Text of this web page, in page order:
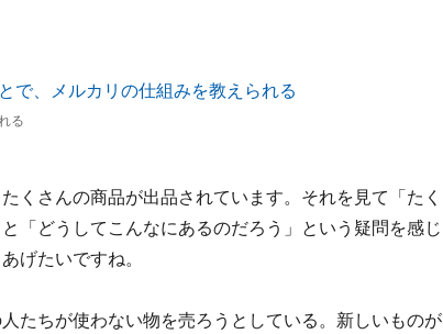
る
くさんの商品が出品されています。それを見て「たく
「どうしてこんなにあるのだろう」という疑問を感じ
げたいですね。
たちが使わない物を売ろうとしている。新しいものが